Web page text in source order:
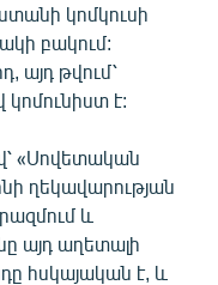
կոմկուսի
բակում:
այդ թվում՝
է:
«Սովետական
ղեկավարության
և
այդ աղետալի
հսկայական է, և